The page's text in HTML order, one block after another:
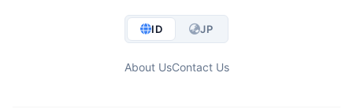
ID JP
About UsContact Us